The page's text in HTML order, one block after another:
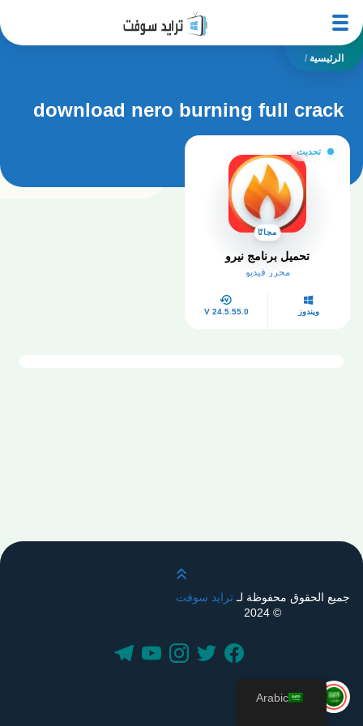
الرئيسية /
download nero burning full crack
تحديث
مجانًا
تحميل برنامج نيرو
محرر فيديو
ويندوز V 24.5.55.0
قم بالتمرير لأعلى
جميع الحقوق محفوظة لـترايد سوفت
© 2024
Arabic